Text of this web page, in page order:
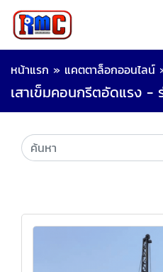
หน้าแรก » แคตตาล็อกออนไลน์
เสาเข็มคอนกรีตอัดแรง -